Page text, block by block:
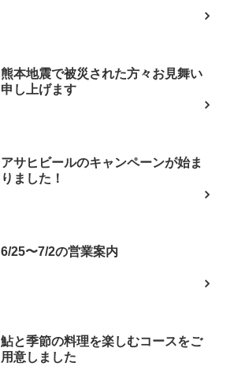
熊本地震で被災された方々お見舞い
申し上げます
アサヒビールのキャンペーンが始ま
りました！
6/25〜7/2の営業案内
鮎と季節の料理を楽しむコースをご
用意しました